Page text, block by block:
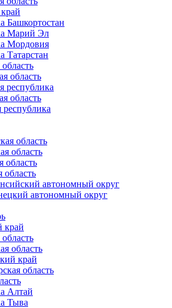
Башкортостан
Марий Эл
Мордовия
Татарстан
область
республика
область
область
область
область
область
автономный округ
автономный округ
край
область
край
область
Алтай
Тыва